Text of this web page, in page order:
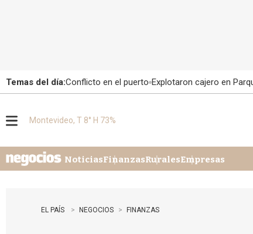
Temas del día:Conflicto en el puerto Explotaron cajero en
u
Montevideo, T 8° H 73%
NoticiasFinanzasRuralesEmpresas
EL PAÍS NEGOCIOS FINANZAS